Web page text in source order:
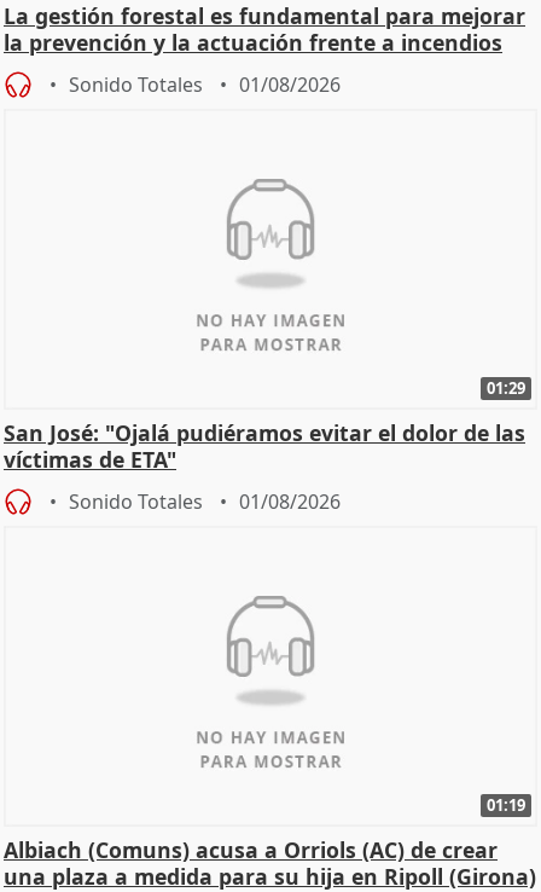
La gestión forestal es fundamental para mejorar
la prevención y la actuación frente a incendios
Sonido Totales 01/08/2026
01:29
San José: "Ojalá pudiéramos evitar el dolor de las
víctimas de ETA"
Sonido Totales 01/08/2026
01:19
Albiach (Comuns) acusa a Orriols (AC) de crear
una plaza a medida para su hija en Ripoll (Girona)